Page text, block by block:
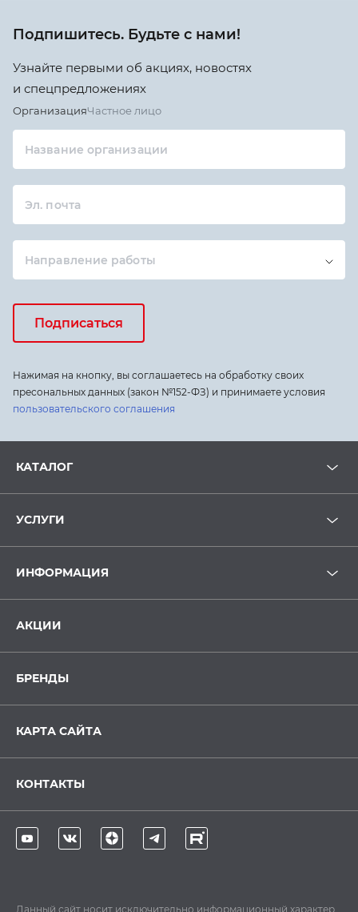
Подпишитесь. Будьте с нами!
Узнайте первыми об акциях, новостях
и спецпредложениях
ОрганизацияЧастное лицо
Название организации
Эл. почта
Направление работы
Подписаться
Нажимая на кнопку, вы соглашаетесь на обработку своих
пресональных данных (закон №152-ФЗ) и принимаете условия
пользовательского соглашения
КАТАЛОГ
УСЛУГИ
ИНФОРМАЦИЯ
АКЦИИ
БРЕНДЫ
КАРТА САЙТА
КОНТАКТЫ
Данный сайт носит исключительно информационный характер